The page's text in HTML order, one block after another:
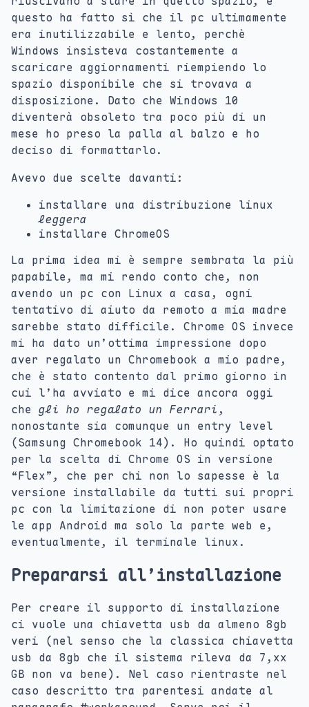
questo ha fatto sì che il pc ultimamente
era inutilizzabile e lento, perchè
Windows insisteva costantemente a
scaricare aggiornamenti riempiendo lo
spazio disponibile che si trovava a
disposizione. Dato che Windows 10
diventerà obsoleto tra poco più di un
mese ho preso la palla al balzo e ho
deciso di formattarlo.
Avevo due scelte davanti:
installare una distribuzione linux
leggera
installare ChromeOS
La prima idea mi è sempre sembrata la più
papabile, ma mi rendo conto che, non
avendo un pc con Linux a casa, ogni
tentativo di aiuto da remoto a mia madre
sarebbe stato difficile. Chrome OS invece
mi ha dato un’ottima impressione dopo
aver regalato un Chromebook a mio padre,
che è stato contento dal primo giorno in
cui l’ha avviato e mi dice ancora oggi
che gli ho regalato un Ferrari ,
nonostante sia comunque un entry level
(Samsung Chromebook 14). Ho quindi optato
per la scelta di Chrome OS in versione
“Flex”, che per chi non lo sapesse è la
versione installabile da tutti sui propri
pc con la limitazione di non poter usare
le app Android ma solo la parte web e,
eventualmente, il terminale linux.
Prepararsi all’installazione
Per creare il supporto di installazione
ci vuole una chiavetta usb da almeno 8gb
veri (nel senso che la classica chiavetta
usb da 8gb che il sistema rileva da 7,xx
GB non va bene). Nel caso rientraste nel
caso descritto tra parentesi andate al